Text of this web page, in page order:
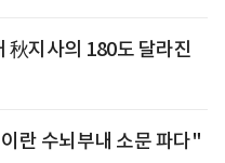
秋지사의 180도 달라진
란 수뇌부내 소문 파다"